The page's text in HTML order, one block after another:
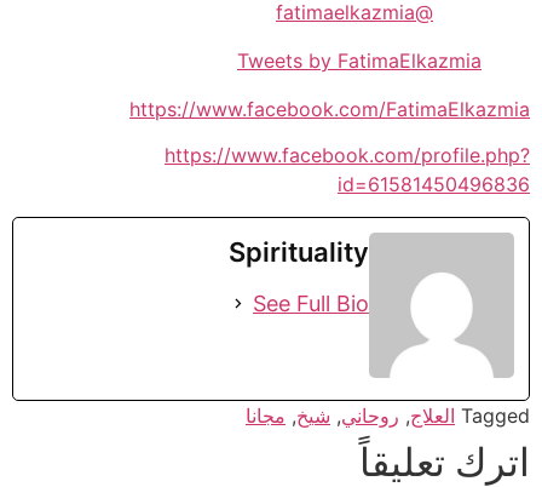
@fatimaelkazmia
Tweets by FatimaElkazmia
https://www.facebook.com/FatimaElkazmia
https://www.facebook.com/profile.php?
id=61581450496836
Spirituality
See Full Bio
Tagged العلاج, روحاني, شيخ, مجانا
اترك تعليقاً